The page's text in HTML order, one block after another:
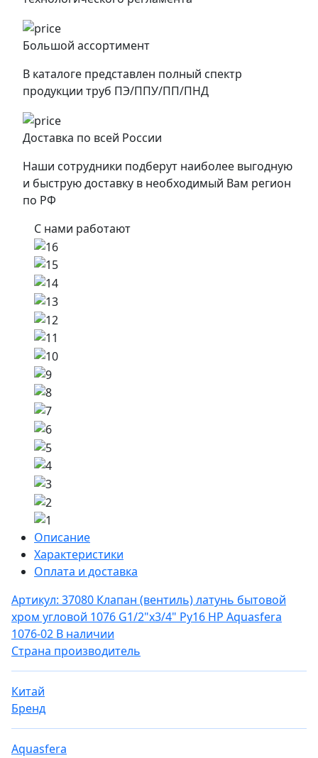
Большой ассортимент
В каталоге представлен полный спектр
продукции труб ПЭ/ППУ/ПП/ПНД
Доставка по всей России
Наши сотрудники подберут наиболее выгодную
и быструю доставку в необходимый Вам регион
по РФ
С нами работают
Описание
Характеристики
Оплата и доставка
Артикул: 37080 Клапан (вентиль) латунь бытовой
хром угловой 1076 G1/2"х3/4" Ру16 НР Aquasfera
1076-02 В наличии
Страна производитель
Китай
Бренд
Aquasfera